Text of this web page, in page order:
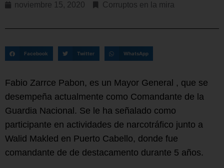
noviembre 15, 2020 Corruptos en la mira
Facebook Twitter WhatsApp
Fabio Zarrce Pabon, es un Mayor General , que se
desempeña actualmente como Comandante de la
Guardia Nacional. Se le ha señalado como
participante en actividades de narcotráfico junto a
Walid Makled en Puerto Cabello, donde fue
comandante de de destacamento durante 5 años.